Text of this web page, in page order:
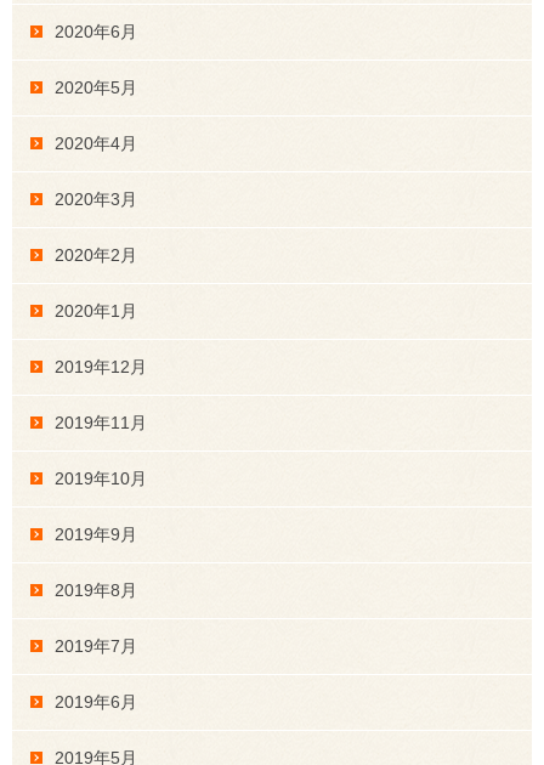
2020年6月
2020年5月
2020年4月
2020年3月
2020年2月
2020年1月
2019年12月
2019年11月
2019年10月
2019年9月
2019年8月
2019年7月
2019年6月
2019年5月